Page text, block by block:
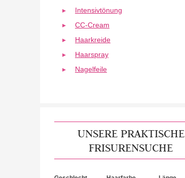
Intensivtönung
CC-Cream
Haarkreide
Haarspray
Nagelfeile
UNSERE PRAKTISCHE
FRISURENSUCHE